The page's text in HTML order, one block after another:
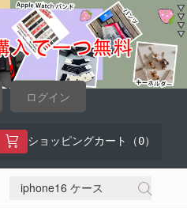
ログイン
ショッピングカート（ 0）